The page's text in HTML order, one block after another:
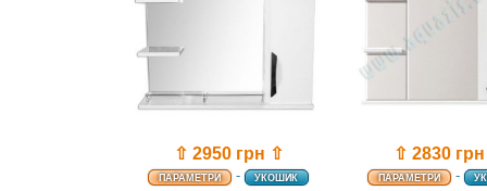
⇧ 2950 грн ⇧
ПАРАМЕТРИ - УКОШИК
⇧ 2830
ПАРАМЕТРИ -